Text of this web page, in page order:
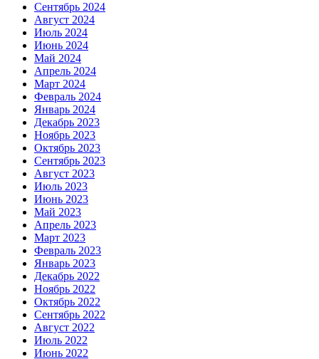
Сентябрь 2024
Август 2024
Июль 2024
Июнь 2024
Май 2024
Апрель 2024
Март 2024
Февраль 2024
Январь 2024
Декабрь 2023
Ноябрь 2023
Октябрь 2023
Сентябрь 2023
Август 2023
Июль 2023
Июнь 2023
Май 2023
Апрель 2023
Март 2023
Февраль 2023
Январь 2023
Декабрь 2022
Ноябрь 2022
Октябрь 2022
Сентябрь 2022
Август 2022
Июль 2022
Июнь 2022